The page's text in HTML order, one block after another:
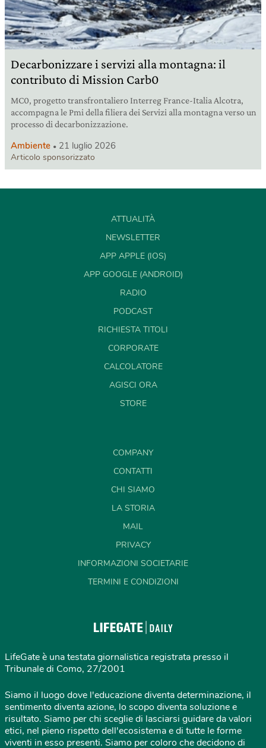
Decarbonizzare i servizi alla montagna: il
contributo di Mission Carb0
MC0, progetto transfrontaliero Interreg France-Italia Alcotra,
accompagna le Pmi della filiera dei Servizi alla montagna verso un
processo di decarbonizzazione.
Ambiente 21 luglio 2026
Articolo sponsorizzato
ATTUALITÀ
NEWSLETTER
APP APPLE (IOS)
APP GOOGLE (ANDROID)
RADIO
PODCAST
RICHIESTA TITOLI
CORPORATE
CALCOLATORE
AGISCI ORA
STORE
COMPANY
CONTATTI
CHI SIAMO
LA STORIA
MAIL
PRIVACY
INFORMAZIONI SOCIETARIE
TERMINI E CONDIZIONI
LifeGate è una testata giornalistica registrata presso il
Tribunale di Como, 27/2001
Siamo il luogo dove l'educazione diventa determinazione, il
sentimento diventa azione, lo scopo diventa soluzione e
risultato. Siamo per chi sceglie di lasciarsi guidare da valori
etici, nel pieno rispetto dell'ecosistema e di tutte le forme
viventi in esso presenti. Siamo per coloro che decidono di